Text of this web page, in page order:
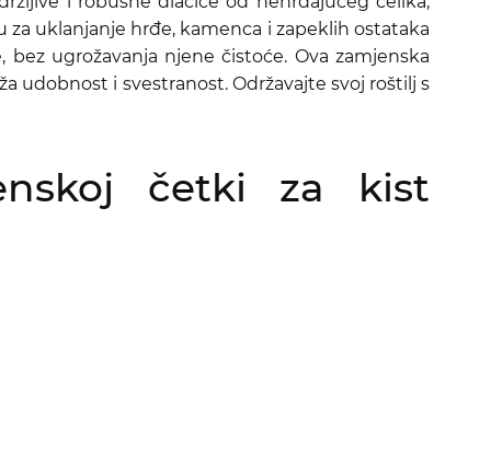
uklanjanje hrđe, kamenca i zapeklih ostataka
ugrožavanja njene čistoće. Ova zamjenska
udobnost i svestranost. Održavajte svoj roštilj s
četki za kist